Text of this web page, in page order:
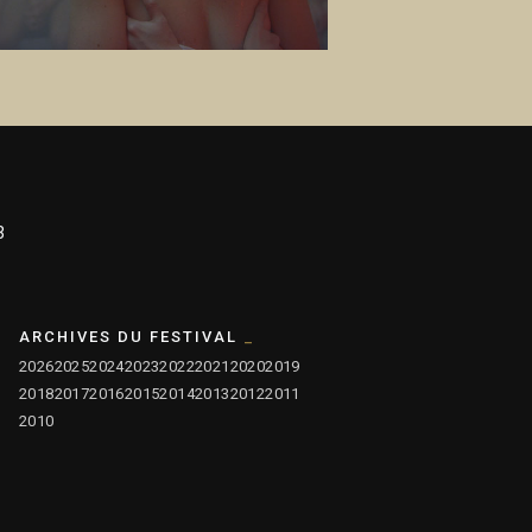
ARCHIVES DU FESTIVAL
202620252024202320222021 20202019
20182017201620152014201320122011
2010